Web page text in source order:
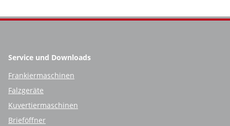
Service und Downloads
Frankiermaschinen
Falzgeräte
Kuvertiermaschinen
Brieföffner